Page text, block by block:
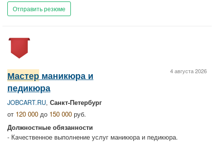
Отправить резюме
4 августа 2026
Мастер маникюра и
педикюра
JOBCART.RU, Санкт-Петербург
от 120 000 до 150 000 руб.
Должностные обязанности
- Качественное выполнение услуг маникюра и педикюра.